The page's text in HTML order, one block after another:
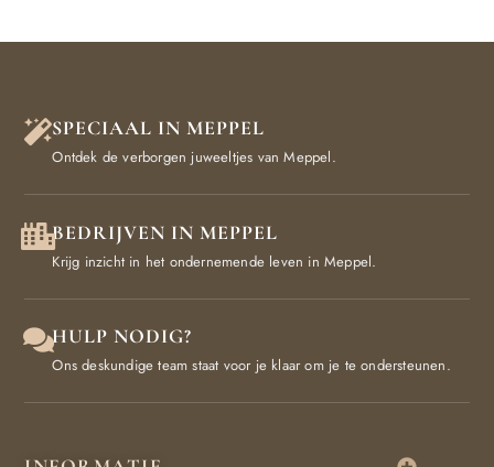
SPECIAAL IN MEPPEL
Ontdek de verborgen juweeltjes van Meppel.
BEDRIJVEN IN MEPPEL
Krijg inzicht in het ondernemende leven in Meppel.
HULP NODIG?
Ons deskundige team staat voor je klaar om je te ondersteunen.